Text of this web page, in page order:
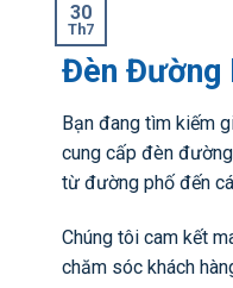
30
Th7
Đèn Đường
Bạn đang tìm kiếm
cung cấp đèn
từ đường phố đến
Chúng tôi cam kết
chăm sóc khách